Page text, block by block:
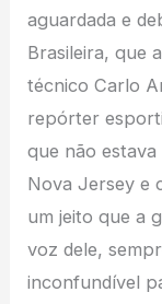
aguardada e
Brasileira, que
técnico Carlo
repórter
que não
Nova Jersey e
um jeito que a
voz dele,
inconfundível